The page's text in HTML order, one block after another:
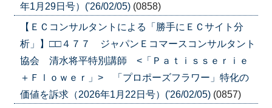
年1月29日号）('26/02/05) (0858)
【ＥＣコンサルタントによる「勝手にＥＣサイト分
析」】□□４７７ ジャパンＥコマースコンサルタント
協会 清水将平特別講師 <「Ｐａｔｉｓｓｅｒｉｅ
＋Ｆｌｏｗｅｒ」> 「プロポーズフラワー」特化の
価値を訴求（2026年1月22日号）('26/02/05) (0857)